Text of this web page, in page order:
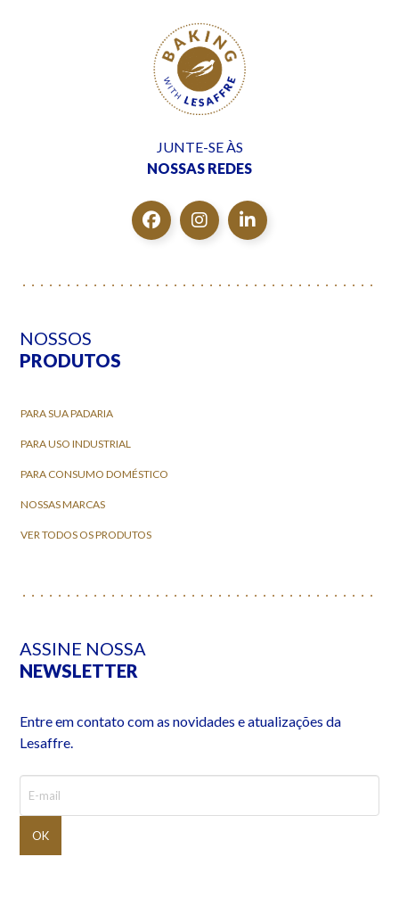
JUNTE-SE ÀS
NOSSAS REDES
NOSSOS
PRODUTOS
PARA SUA PADARIA
PARA USO INDUSTRIAL
PARA CONSUMO DOMÉSTICO
NOSSAS MARCAS
VER TODOS OS PRODUTOS
ASSINE NOSSA
NEWSLETTER
Entre em contato com as novidades e atualizações da
Lesaffre.